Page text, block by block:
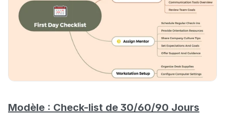
Modèle : Check-list de 30/60/90 Jours